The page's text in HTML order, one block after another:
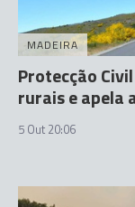
MADEIRA
Protecção
rurais e apela
5 Out 20:06